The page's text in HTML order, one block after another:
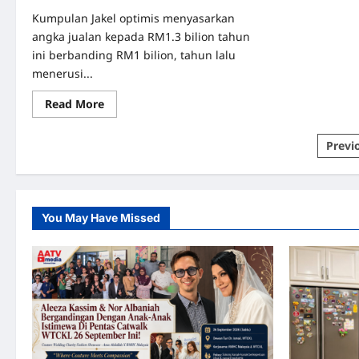
Kumpulan Jakel optimis menyasarkan
angka jualan kepada RM1.3 bilion tahun
ini berbanding RM1 bilion, tahun lalu
menerusi...
Read MoreRead
more
Jualan
Rahmah
You May Have Missed